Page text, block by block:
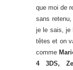
que moi de
sans
je le sais, je
têtes et on
comme
4 3DS,